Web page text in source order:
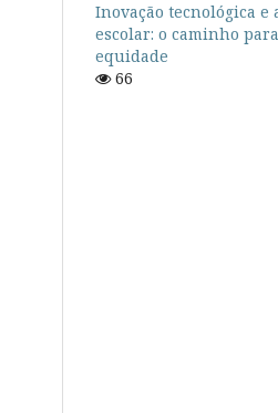
Inovação tecnológica e
escolar: o caminho
equidade
66